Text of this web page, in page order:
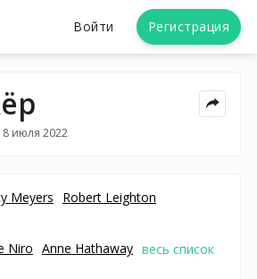
Войти Регистрация
июля 2022
Meyers
Robert Leighton
Niro Anne Hathaway весь список